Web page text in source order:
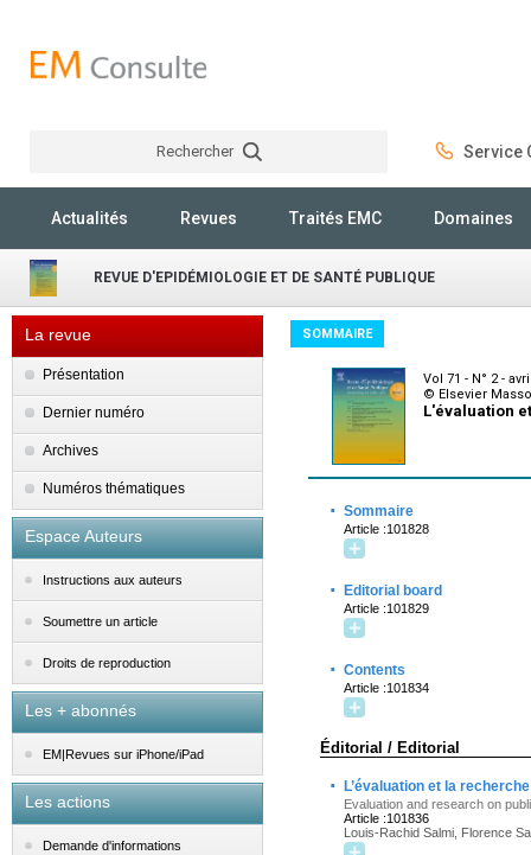
Rechercher Service
Actualités Revues Traités EMC Domaines
REVUE D'EPIDÉMIOLOGIE ET DE SANTÉ PUBLIQUE
La revue
Présentation
Dernier numéro
Archives
Numéros thématiques
Espace Auteurs
Instructions aux auteurs
Soumettre un article
Droits de reproduction
Les + abonnés
EM|Revues sur iPhone/iPad
Les actions
Demande d'informations
SOMMAIRE
Vol 71 - N° 2 -
© Elsevier
L'évaluation
· Sommaire
Article :101828
· Editorial board
Article :101829
· Contents
Article :101834
Éditorial / Editorial
· L’évaluation et la
Evaluation and research on
Article :101836
Louis-Rachid Salmi, Florence